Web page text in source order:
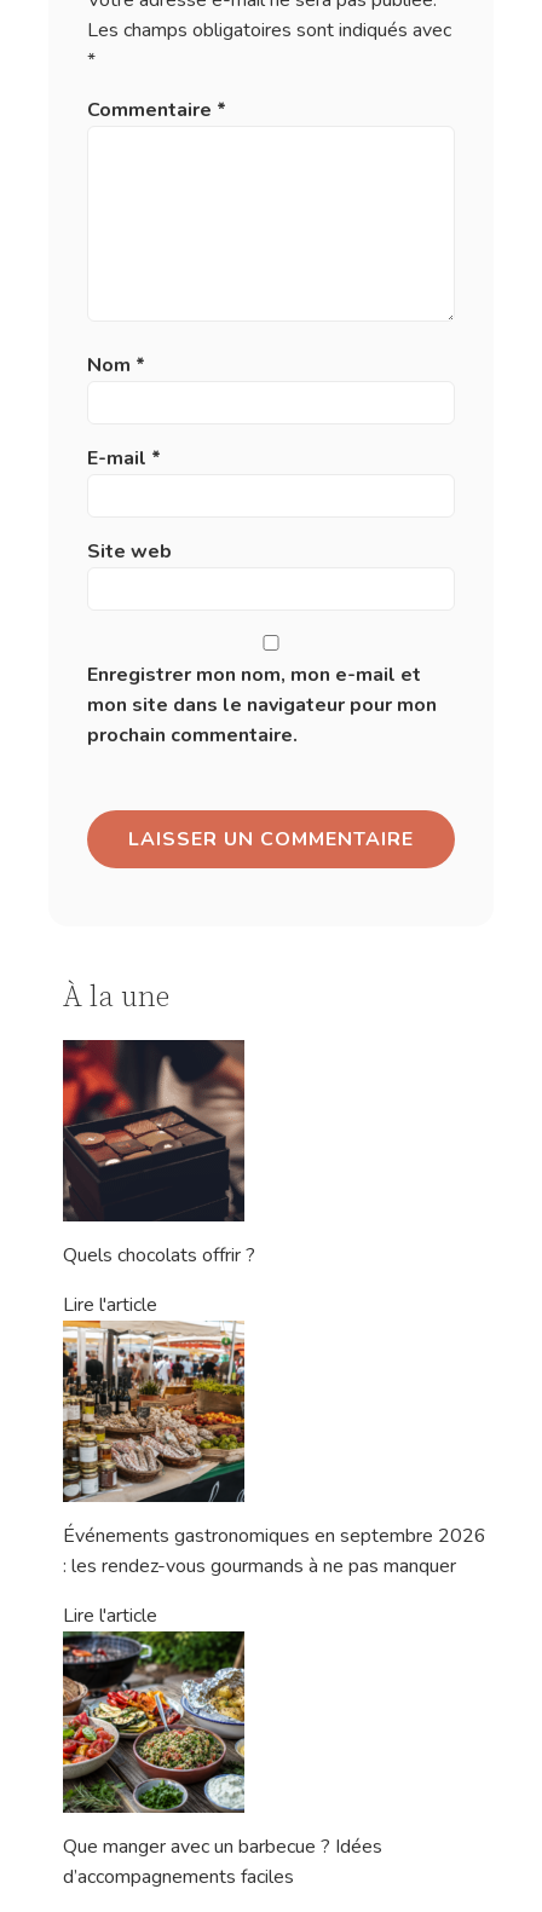
Les champs obligatoires sont indiqués avec
*
Commentaire *
Nom *
E-mail *
Site web
Enregistrer mon nom, mon e-mail et
mon site dans le navigateur pour mon
prochain commentaire.
À la une
Quels chocolats offrir ?
Lire l'article
Événements gastronomiques en septembre 2026
: les rendez-vous gourmands à ne pas manquer
Lire l'article
Que manger avec un barbecue ? Idées
d’accompagnements faciles